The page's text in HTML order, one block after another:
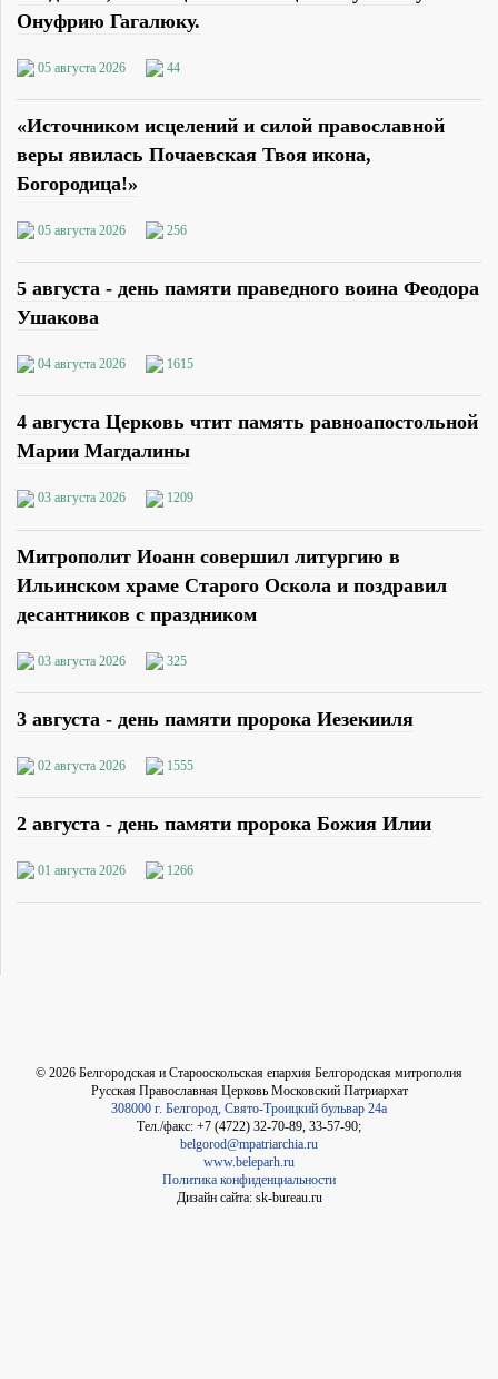
Онуфрию Гагалюку.
05 августа 2026 44
«Источником исцелений и силой православной
веры явилась Почаевская Твоя икона,
Богородица!»
05 августа 2026 256
5 августа - день памяти праведного воина Феодора
Ушакова
04 августа 2026 1615
4 августа Церковь чтит память равноапостольной
Марии Магдалины
03 августа 2026 1209
Митрополит Иоанн совершил литургию в
Ильинском храме Старого Оскола и поздравил
десантников с праздником
03 августа 2026 325
3 августа - день памяти пророка Иезекииля
02 августа 2026 1555
2 августа - день памяти пророка Божия Илии
01 августа 2026 1266
© 2026 Белгородская и Старооскольская епархия Белгородская митрополия
Русская Православная Церковь Московский Патриархат
308000 г. Белгород, Свято-Троицкий бульвар 24а
Тел./факс: +7 (4722) 32-70-89, 33-57-90;
belgorod@mpatriarchia.ru
www.beleparh.ru
Политика конфиденциальности
Дизайн сайта: sk-bureau.ru